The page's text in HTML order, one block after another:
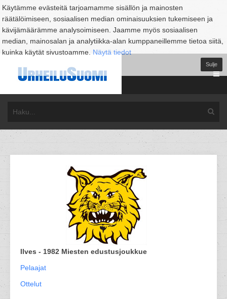
Käytämme evästeitä tarjoamamme sisällön ja mainosten
räätälöimiseen, sosiaalisen median ominaisuuksien tukemiseen ja
kävijämäärämme analysoimiseen. Jaamme myös sosiaalisen
median, mainosalan ja analytiikka-alan kumppaneillemme tietoa siitä,
kuinka käytät sivustoamme. Näytä tiedot
Sulje
Ilves - 1982 Miesten edustusjoukkue
Pelaajat
Ottelut